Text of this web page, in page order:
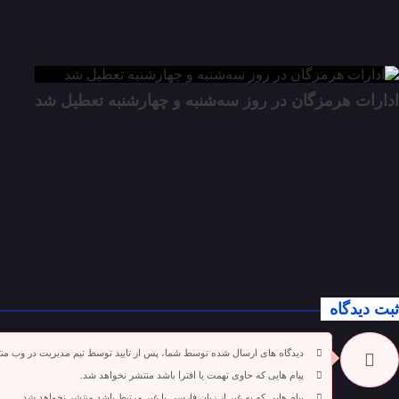
ادارات هرمزگان در روز سه‌شنبه و چهارشنبه تعطیل شد
ثبت دیدگاه
دیدگاه های ارسال شده توسط شما، پس از تایید توسط تیم مدیریت در وب
پیام هایی که حاوی تهمت یا افترا باشد منتشر نخواهد شد.